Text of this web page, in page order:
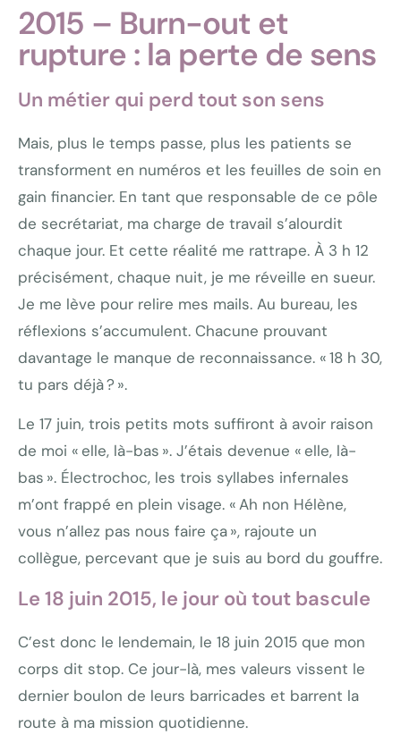
2015 – Burn-out et
rupture : la perte de sens
Un métier qui perd tout son sens
Mais, plus le temps passe, plus les patients se
transforment en numéros et les feuilles de soin en
gain financier. En tant que responsable de ce pôle
de secrétariat, ma charge de travail s’alourdit
chaque jour. Et cette réalité me rattrape. À 3 h 12
précisément, chaque nuit, je me réveille en sueur.
Je me lève pour relire mes mails. Au bureau, les
réflexions s’accumulent. Chacune prouvant
davantage le manque de reconnaissance. « 18 h 30,
tu pars déjà ? ».
Le 17 juin, trois petits mots suffiront à avoir raison
de moi « elle, là-bas ». J’étais devenue « elle, là-
bas ». Électrochoc, les trois syllabes infernales
m’ont frappé en plein visage. « Ah non Hélène,
vous n’allez pas nous faire ça », rajoute un
collègue, percevant que je suis au bord du gouffre.
Le 18 juin 2015, le jour où tout bascule
C’est donc le lendemain, le 18 juin 2015 que mon
corps dit stop. Ce jour-là, mes valeurs vissent le
dernier boulon de leurs barricades et barrent la
route à ma mission quotidienne.